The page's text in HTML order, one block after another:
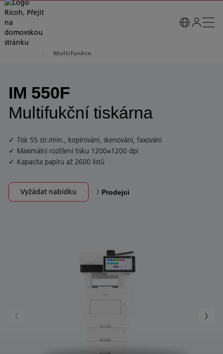
Multifunkce
IM 550F
Multifukční tiskárna
Tisk 55 str./min., kopírování, skenování, faxování
Maximální rozlišení tisku 1200×1200 dpi
Kapacita papíru až 2600 listů
Vyžádat nabídku Prodejci